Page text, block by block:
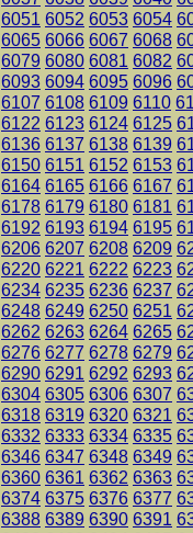
6051 6052 6053 6054
6065 6066 6067 6068
6079 6080 6081 6082
6093 6094 6095 6096
6107 6108 6109 6110
6122 6123 6124 6125
6136 6137 6138 6139
6150 6151 6152 6153
6164 6165 6166 6167
6178 6179 6180 6181
6192 6193 6194 6195
6206 6207 6208 6209
6220 6221 6222 6223
6234 6235 6236 6237
6248 6249 6250 6251
6262 6263 6264 6265
6276 6277 6278 6279
6290 6291 6292 6293
6304 6305 6306 6307
6318 6319 6320 6321
6332 6333 6334 6335
6346 6347 6348 6349
6360 6361 6362 6363
6374 6375 6376 6377
6388 6389 6390 6391